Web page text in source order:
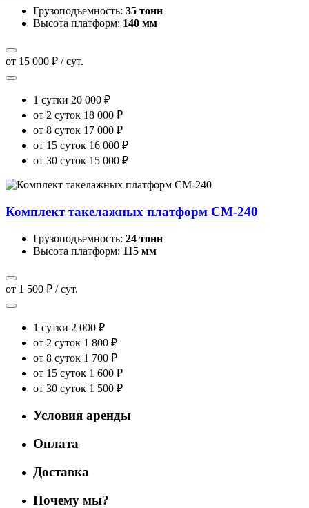
Грузоподъемность: 35 тонн
Высота платформ: 140 мм
от 15 000 ₽ / сут.
1 сутки 20 000 ₽
от 2 суток 18 000 ₽
от 8 суток 17 000 ₽
от 15 суток 16 000 ₽
от 30 суток 15 000 ₽
Комплект такелажных платформ CM-240
Грузоподъемность: 24 тонн
Высота платформ: 115 мм
от 1 500 ₽ / сут.
1 сутки 2 000 ₽
от 2 суток 1 800 ₽
от 8 суток 1 700 ₽
от 15 суток 1 600 ₽
от 30 суток 1 500 ₽
Условия аренды
Оплата
Доставка
Почему мы?